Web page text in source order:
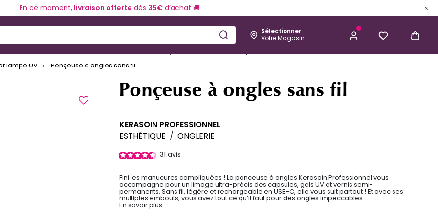
En ce moment,livraison offerte dès 35€d’achat 🚚
Sélectionner
Votre Magasin
de coiffure Coloration et technique Esthétique Homme Kérastase
lampe UV Ponçeuse à ongles sans fil
Ponçeuse à ongles sans fil
KERASOIN PROFESSIONNEL
ESTHÉTIQUE / ONGLERIE
31 avis
Fini les manucures compliquées ! La ponceuse à ongles Kerasoin Professionnel vous
accompagne pour un limage ultra-précis des capsules, gels UV et vernis semi-
permanents. Sans fil, légère et rechargeable en USB-C, elle vous suit partout ! Et avec ses
multiples embouts, vous avez tout ce qu’il faut pour des ongles impeccables.
En savoir plus